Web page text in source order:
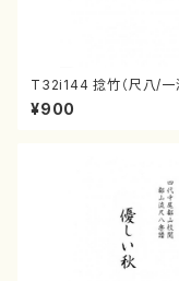
T32i144 捻竹（尺八/一
尺八/都山式譜）都山流
曲番:593
¥900